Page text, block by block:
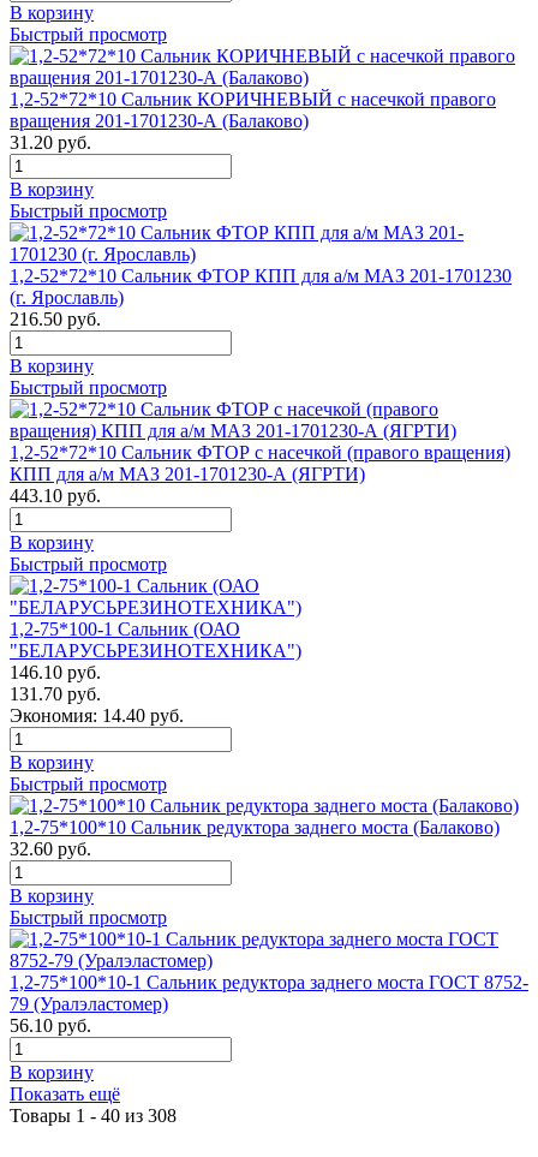
В корзину
Быстрый просмотр
1,2-52*72*10 Сальник КОРИЧНЕВЫЙ с насечкой правого
вращения 201-1701230-А (Балаково)
31.20 руб.
В корзину
Быстрый просмотр
1,2-52*72*10 Сальник ФТОР КПП для а/м МАЗ 201-1701230
(г. Ярославль)
216.50 руб.
В корзину
Быстрый просмотр
1,2-52*72*10 Сальник ФТОР с насечкой (правого вращения)
КПП для а/м МАЗ 201-1701230-А (ЯГРТИ)
443.10 руб.
В корзину
Быстрый просмотр
1,2-75*100-1 Сальник (ОАО
"БЕЛАРУСЬРЕЗИНОТЕХНИКА")
146.10 руб.
131.70 руб.
Экономия: 14.40 руб.
В корзину
Быстрый просмотр
1,2-75*100*10 Сальник редуктора заднего моста (Балаково)
32.60 руб.
В корзину
Быстрый просмотр
1,2-75*100*10-1 Сальник редуктора заднего моста ГОСТ 8752-
79 (Уралэластомер)
56.10 руб.
В корзину
Показать ещё
Товары 1 - 40 из 308